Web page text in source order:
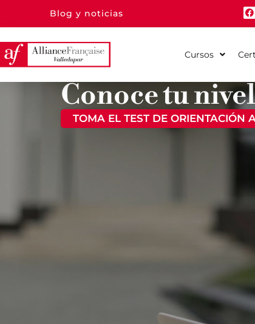
Blog y noticias
Cursos
Conoce tu
TOMA EL TEST DE ORIENTACIÓN